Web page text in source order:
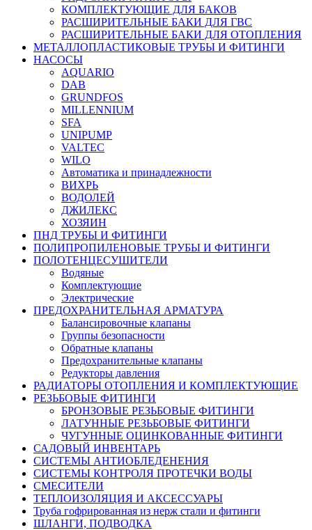
КОМПЛЕКТУЮЩИЕ ДЛЯ БАКОВ
РАСШИРИТЕЛЬНЫЕ БАКИ ДЛЯ ГВС
РАСШИРИТЕЛЬНЫЕ БАКИ ДЛЯ ОТОПЛЕНИЯ
МЕТАЛЛОПЛАСТИКОВЫЕ ТРУБЫ И ФИТИНГИ
НАСОСЫ
AQUARIO
DAB
GRUNDFOS
MILLENNIUM
SFA
UNIPUMP
VALTEC
WILO
Автоматика и принадлежности
ВИХРЬ
ВОДОЛЕЙ
ДЖИЛЕКС
ХОЗЯИН
ПНД ТРУБЫ И ФИТИНГИ
ПОЛИПРОПИЛЕНОВЫЕ ТРУБЫ И ФИТИНГИ
ПОЛОТЕНЦЕСУШИТЕЛИ
Водяные
Комплектующие
Электрические
ПРЕДОХРАНИТЕЛЬНАЯ АРМАТУРА
Балансировочные клапаны
Группы безопасности
Обратные клапаны
Предохранительные клапаны
Редукторы давления
РАДИАТОРЫ ОТОПЛЕНИЯ И КОМПЛЕКТУЮЩИЕ
РЕЗЬБОВЫЕ ФИТИНГИ
БРОНЗОВЫЕ РЕЗЬБОВЫЕ ФИТИНГИ
ЛАТУННЫЕ РЕЗЬБОВЫЕ ФИТИНГИ
ЧУГУННЫЕ ОЦИНКОВАННЫЕ ФИТИНГИ
САДОВЫЙ ИНВЕНТАРЬ
СИСТЕМЫ АНТИОБЛЕДЕНЕНИЯ
СИСТЕМЫ КОНТРОЛЯ ПРОТЕЧКИ ВОДЫ
СМЕСИТЕЛИ
ТЕПЛОИЗОЛЯЦИЯ И АКСЕССУАРЫ
Труба гофрированная из нерж стали и фитинги
ШЛАНГИ, ПОДВОДКА